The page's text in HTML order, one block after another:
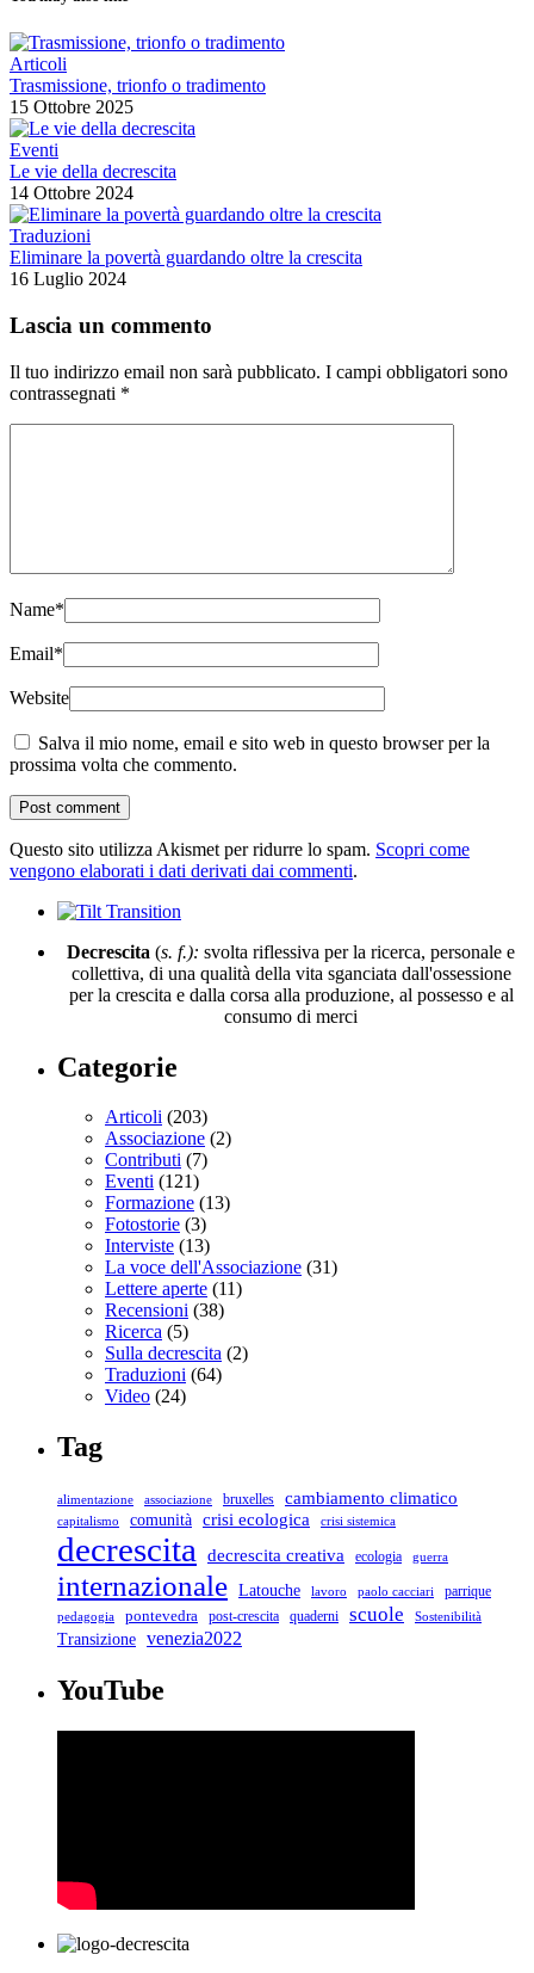
Articoli
Trasmissione, trionfo o tradimento
15 Ottobre 2025
Eventi
Le vie della decrescita
14 Ottobre 2024
Traduzioni
Eliminare la povertà guardando oltre la crescita
16 Luglio 2024
Lascia un commento
Il tuo indirizzo email non sarà pubblicato. I campi obbligatori sono
contrassegnati *
Name*
Email*
Website
Salva il mio nome, email e sito web in questo browser per la
prossima volta che commento.
Questo sito utilizza Akismet per ridurre lo spam. Scopri come
vengono elaborati i dati derivati dai commenti.
Decrescita (s. f.): svolta riflessiva per la ricerca, personale e
collettiva, di una qualità della vita sganciata dall'ossessione
per la crescita e dalla corsa alla produzione, al possesso e al
consumo di merci
Categorie
Articoli (203)
Associazione (2)
Contributi (7)
Eventi (121)
Formazione (13)
Fotostorie (3)
Interviste (13)
La voce dell'Associazione (31)
Lettere aperte (11)
Recensioni (38)
Ricerca (5)
Sulla decrescita (2)
Traduzioni (64)
Video (24)
Tag
alimentazione associazione bruxelles cambiamento climatico
capitalismo comunità crisi ecologica crisi sistemica
decrescita decrescita creativa ecologia guerra
internazionale Latouche lavoro paolo cacciari parrique
pedagogia pontevedra post-crescita quaderni scuole Sostenibilità
Transizione venezia2022
YouTube